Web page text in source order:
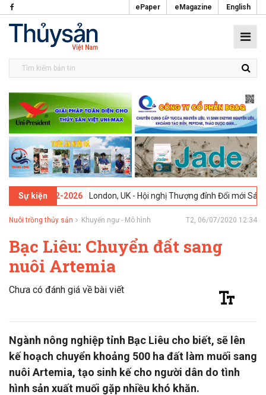
ePaper eMagazine English
Sự kiện
09-02-2026 London, UK - Hội nghị Thượng đỉnh Đổi mới Sáng tạo
Nuôi trồng thủy sản Khuyến ngư - Mô hình T2, 06/07/2020 12:34
Bạc Liêu: Chuyển đất sang
nuôi Artemia
Chưa có đánh giá về bài viết
Ngành nông nghiệp tỉnh Bạc Liêu cho biết, sẽ lên
kế hoạch chuyển khoảng 500 ha đất làm muối sang
nuôi Artemia, tạo sinh kế cho người dân do tình
hình sản xuất muối gặp nhiều khó khăn.